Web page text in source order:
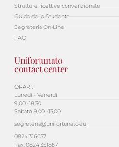
Strutture ricettive convenzionate
Guida dello Studente
Segreteria On-Line
FAQ
Unifortunato
contact center
ORARI:
Lunedì - Venerdì
9,00 -18,30
Sabato 9,00 -13,00
segreteria@unifortunato.eu
0824 316057
Fax: 0824 351887